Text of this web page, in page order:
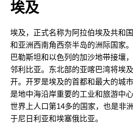
埃及
埃及，正式名称为阿拉伯埃及共和
和亚洲西南角西奈半岛的洲际国家
巴勒斯坦和以色列的加沙地带接壤
邻利比亚。东北部的亚喀巴湾将埃
开。开罗是埃及的首都和最大的城
是地中海沿岸重要的工业和旅游中
世界上人口第14多的国家，也是非
于尼日利亚和埃塞俄比亚。